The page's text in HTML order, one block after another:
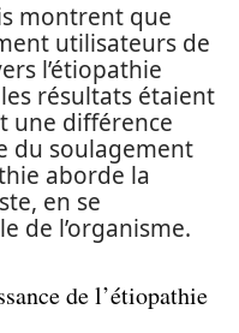
montrent que
utilisateurs de
l’étiopathie
résultats étaient
une différence
du soulagement
aborde la
en se
de l’organisme.
de l’étiopathie